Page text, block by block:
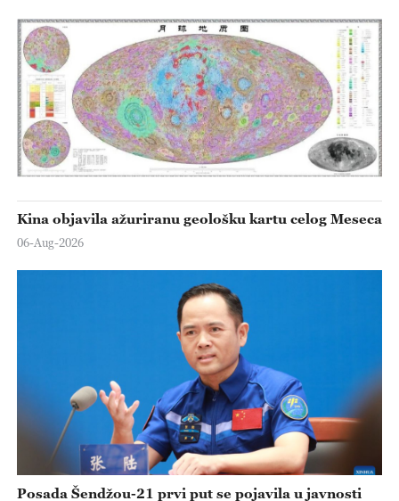
Kina objavila ažuriranu geološku kartu celog Meseca
06-Aug-2026
Posada Šendžou-21 prvi put se pojavila u javnosti